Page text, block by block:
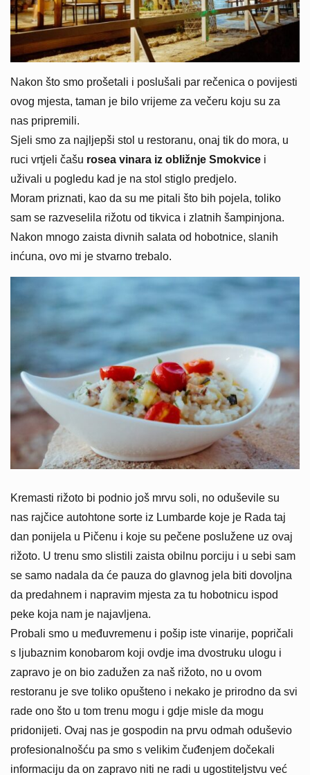
Nakon što smo prošetali i poslušali par rečenica o povijesti
ovog mjesta, taman je bilo vrijeme za večeru koju su za
nas pripremili.
Sjeli smo za najljepši stol u restoranu, onaj tik do mora, u
ruci vrtjeli čašu rosea vinara iz obližnje Smokvice i
uživali u pogledu kad je na stol stiglo predjelo.
Moram priznati, kao da su me pitali što bih pojela, toliko
sam se razveselila rižotu od tikvica i zlatnih šampinjona.
Nakon mnogo zaista divnih salata od hobotnice, slanih
inćuna, ovo mi je stvarno trebalo.
Kremasti rižoto bi podnio još mrvu soli, no oduševile su
nas rajčice autohtone sorte iz Lumbarde koje je Rada taj
dan ponijela u Pičenu i koje su pečene poslužene uz ovaj
rižoto. U trenu smo slistili zaista obilnu porciju i u sebi sam
se samo nadala da će pauza do glavnog jela biti dovoljna
da predahnem i napravim mjesta za tu hobotnicu ispod
peke koja nam je najavljena.
Probali smo u međuvremenu i pošip iste vinarije, popričali
s ljubaznim konobarom koji ovdje ima dvostruku ulogu i
zapravo je on bio zadužen za naš rižoto, no u ovom
restoranu je sve toliko opušteno i nekako je prirodno da svi
rade ono što u tom trenu mogu i gdje misle da mogu
pridonijeti. Ovaj nas je gospodin na prvu odmah oduševio
profesionalnošću pa smo s velikim čuđenjem dočekali
informaciju da on zapravo niti ne radi u ugostiteljstvu već